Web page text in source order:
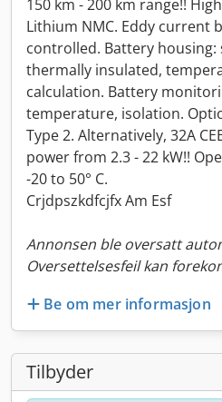
150 km - 200 km range!!
Lithium NMC. Eddy current
controlled. Battery housing:
thermally insulated,
calculation. Battery
temperature, isolation.
Type 2. Alternatively, 32A
power from 2.3 - 22 kW!!
-20 to 50° C.
Crjdpszkdfcjfx Am Esf
Annonsen ble oversatt
Oversettelsesfeil kan
Be om mer informasjon
Tilbyder